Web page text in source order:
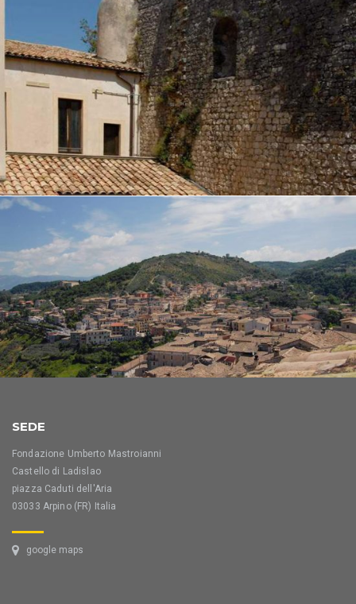
SEDE
Fondazione Umberto Mastroianni
Castello di Ladislao
piazza Caduti dell'Aria
03033 Arpino (FR) Italia
google maps